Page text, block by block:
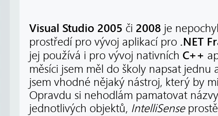
Visual Studio 2005 či 2008 je
prostředí pro vývoj aplikací pro .NET
jej používá i pro vývoj nativních C++
měsíci jsem měl do školy napsat jednu
jsem vhodné nějaký nástroj, který by
Opravdu si nehodlám pamatovat
jednotlivých objektů, IntelliSense